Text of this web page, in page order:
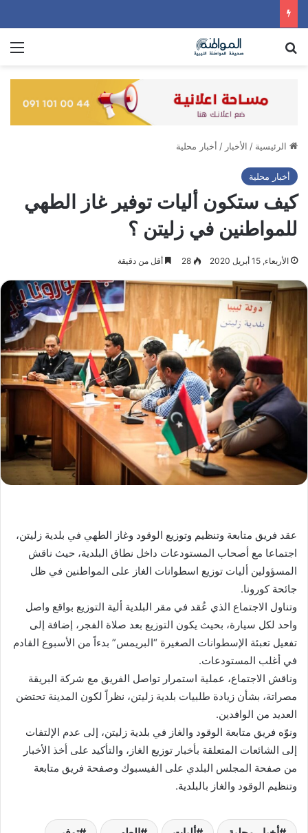
الرئيسية / الأخبار / أخبار محلية
أخبار محلية
كيف ستكون أليات توفير غاز الطهي
للمواطنين في زليتن ؟
الأربعاء, 15 أبريل 2020 28 أقل من دقيقة
عقد فريق متابعة وتنظيم وتوزيع الوقود وغاز الطهي في بلدية زليتن،
اجتماعا مع أصحاب المستودعات داخل نطاق البلدية، حيث ناقش
المسؤولين أليات توزيع اسطوانات الغاز على المواطنين في ظل
جائحة كورونا.
وتناول الاجتماع الذي عُقد في مقر البلدية ألية التوزيع بواقع واصل
واحد لكل سيارة، بحيث يكون التوزيع بعد صلاة الفجر، إضافة إلى
تفعيل تعبئة الإسطوانات الصغيرة “البريمس” بدءاً من الأسبوع القادم
في أغلب المستودعات.
وناقش الاجتماع، عملية استمرار تواصل الفريق مع شركة البريقة
مصراتة، بشأن زيادة طلبيات بلدية زليتن، نظراً لكون المدينة تحتضن
العديد من الوافدين.
ونوّه فريق متابعة الوقود والغاز في بلدية زليتن، إلى عدم الإلتفات
إلى الشائعات المتعلقة بأخبار توزيع الغاز، والتأكيد على أخذ الأخبار
من صفحة المجلس البلدي على الفيسبوك وصفحة فريق متابعة
وتنظيم الوقود والغاز بالبلدية.